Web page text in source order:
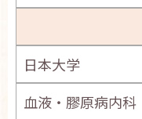
日本大学
血液・膠原病内科